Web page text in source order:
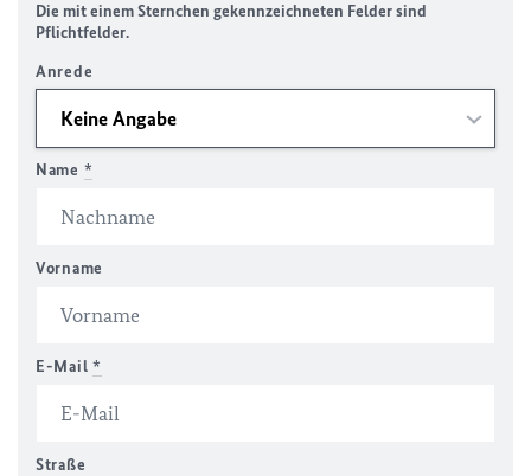
Die mit einem Sternchen gekennzeichneten Felder sind
Pflichtfelder.
Anrede
Name *
Vorname
E-Mail *
Straße